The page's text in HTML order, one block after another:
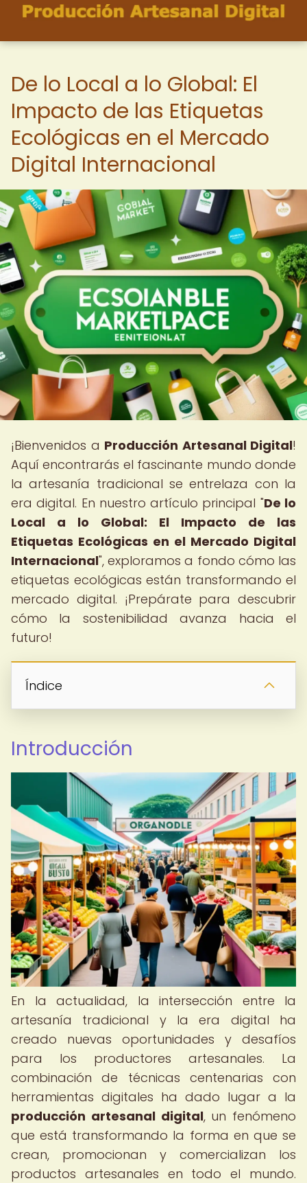
De lo Local a lo Global: El
Impacto de las Etiquetas
Ecológicas en el Mercado
Digital Internacional
¡Bienvenidos a Producción Artesanal Digital!
Aquí encontrarás el fascinante mundo donde
la artesanía tradicional se entrelaza con la
era digital. En nuestro artículo principal "De lo
Local a lo Global: El Impacto de las
Etiquetas Ecológicas en el Mercado Digital
Internacional", exploramos a fondo cómo las
etiquetas ecológicas están transformando el
mercado digital. ¡Prepárate para descubrir
cómo la sostenibilidad avanza hacia el
futuro!
Índice
Introducción
En la actualidad, la intersección entre la
artesanía tradicional y la era digital ha
creado nuevas oportunidades y desafíos
para los productores artesanales. La
combinación de técnicas centenarias con
herramientas digitales ha dado lugar a la
producción artesanal digital, un fenómeno
que está transformando la forma en que se
crean, promocionan y comercializan los
productos artesanales en todo el mundo.